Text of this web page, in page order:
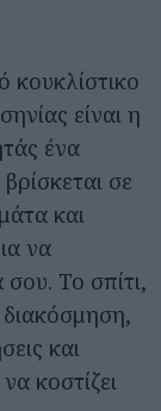
κουκλίστικο
είναι η
ένα
σε
και
να
Το σπίτι,
διακόσμηση,
και
κοστίζει